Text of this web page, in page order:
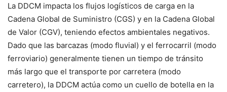
La DDCM impacta los flujos logísticos de carga en la
Cadena Global de Suministro (CGS) y en la Cadena Global
de Valor (CGV), teniendo efectos ambientales negativos.
Dado que las barcazas (modo fluvial) y el ferrocarril (modo
ferroviario) generalmente tienen un tiempo de tránsito
más largo que el transporte por carretera (modo
carretero), la DDCM actúa como un cuello de botella en la